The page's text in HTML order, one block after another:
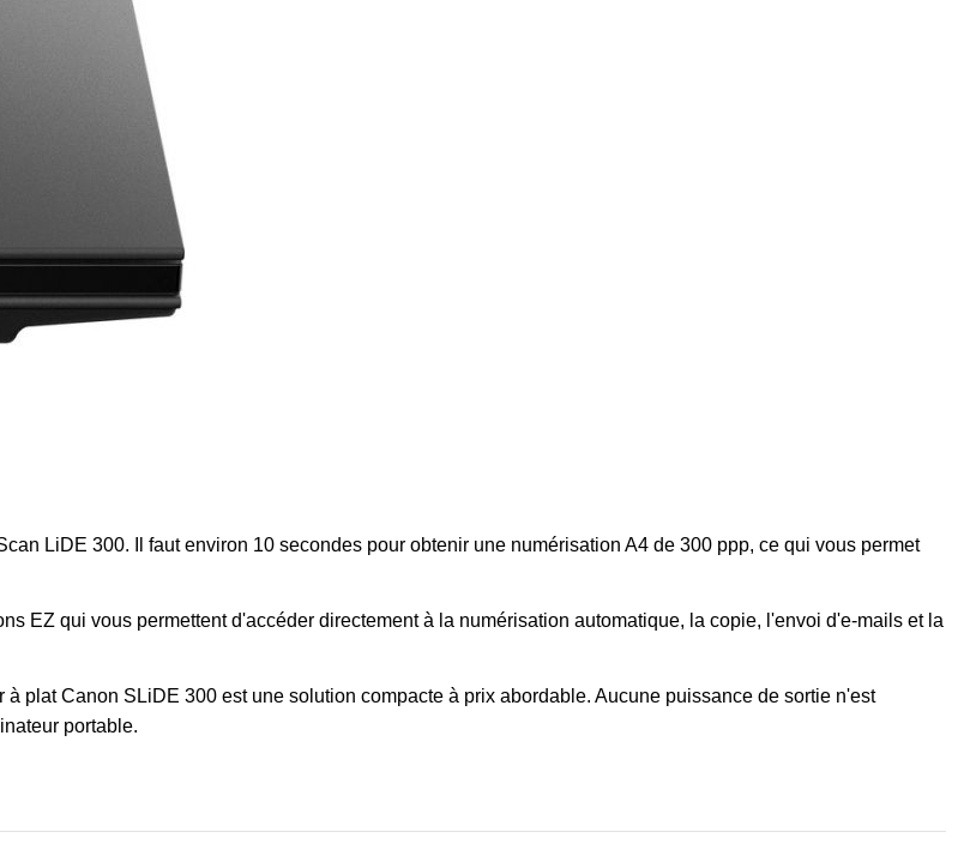
LiDE 300. Il faut environ 10 secondes pour obtenir une numérisation A4 de 300 ppp, ce qui vous permet
EZ qui vous permettent d'accéder directement à la numérisation automatique, la copie, l'envoi d'e-mails et la
à platCanon SLiDE 300 est une solution compacte à prix abordable. Aucune puissance de sortie n'est
portable.